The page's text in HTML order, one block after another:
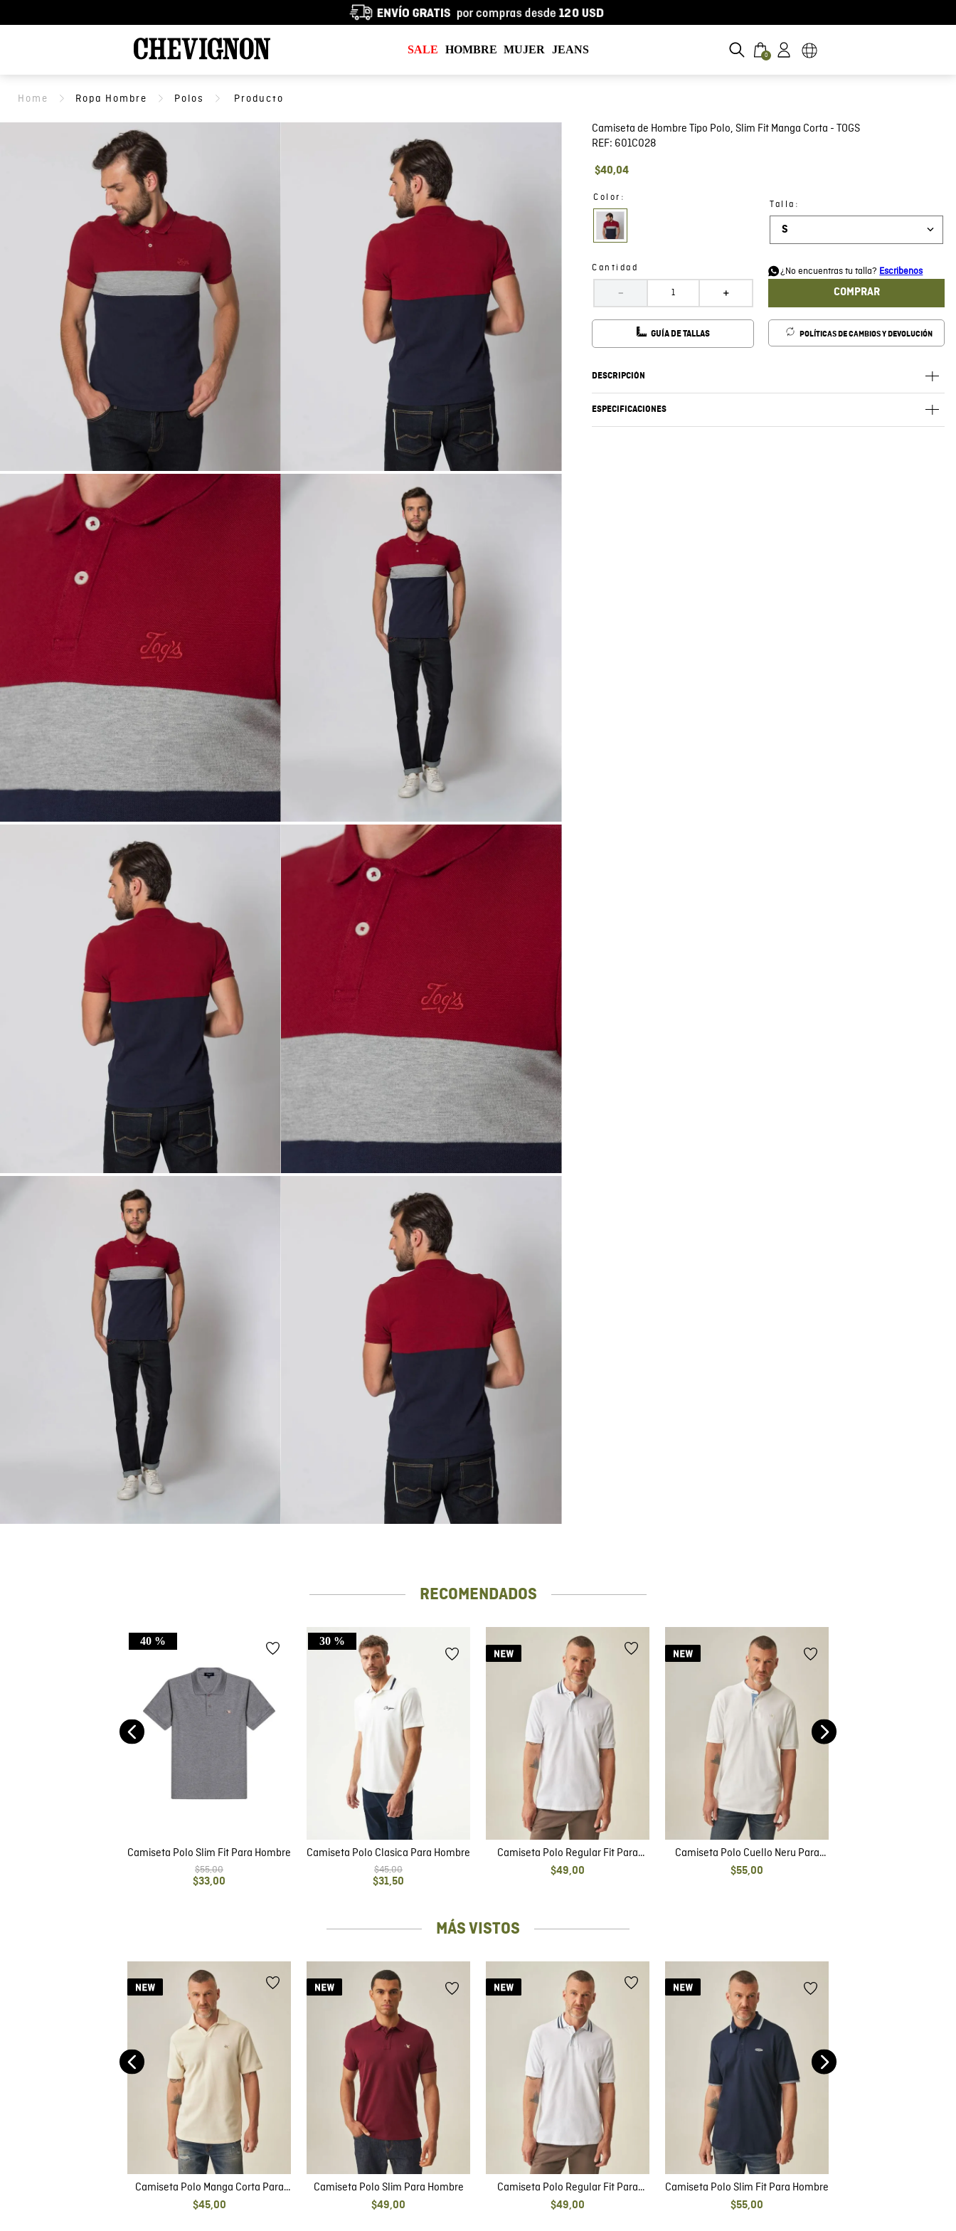
SALE HOMBRE MUJER JEANS 0
Ropa Hombre Polos
Camiseta de Hombre Tipo Polo, Slim Fit Manga Corta - TOGS
REF: 601C028
$40,04
Color :
Talla :
S
¿No encuentras tu talla? Escribenos
Cantidad
＋
－ COMPRAR
GUÍA DE TALLAS POLÍTICAS DE CAMBIOS Y DEVOLUCIÓN
DESCRIPCIÓN
ESPECIFICACIONES
RECOMENDADOS
40 %
Camiseta Polo Slim Fit Para Hombre
$55,00
$33,00
30 %
Camiseta Polo Clasica Para Hombre
$45,00
$31,50
Camiseta Polo Regular Fit Para
Hombre
$49,00
Camiseta Polo Cuello Neru Para
Hombre
$55,00
MÁS VISTOS
Camiseta Polo Manga Corta Para
Hombre
$45,00
Camiseta Polo Slim Para Hombre
$49,00
Camiseta Polo Regular Fit Para
Hombre
$49,00
Camiseta Polo Slim Fit Para Hombre
$55,00